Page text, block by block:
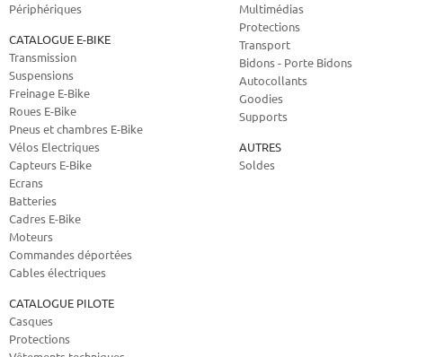
Périphériques
CATALOGUE E-BIKE
Transmission
Suspensions
Freinage E-Bike
Roues E-Bike
Pneus et chambres E-Bike
Vélos Electriques
Capteurs E-Bike
Ecrans
Batteries
Cadres E-Bike
Moteurs
Commandes déportées
Cables électriques
CATALOGUE PILOTE
Casques
Protections
Multimédias
Protections
Transport
Bidons - Porte Bidons
Autocollants
Goodies
Supports
AUTRES
Soldes